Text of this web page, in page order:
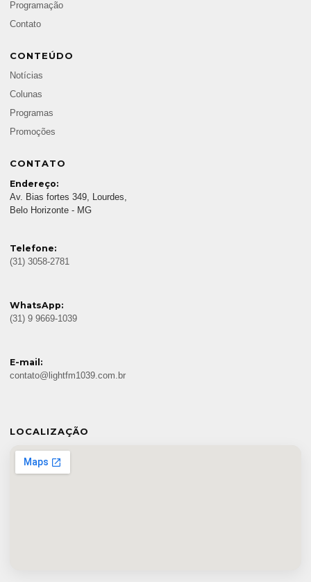
Programação
Contato
CONTEÚDO
Notícias
Colunas
Programas
Promoções
CONTATO
Endereço:
Av. Bias fortes 349, Lourdes,
Belo Horizonte - MG
Telefone:
(31) 3058-2781
WhatsApp:
(31) 9 9669-1039
E-mail:
contato@lightfm1039.com.br
LOCALIZAÇÃO